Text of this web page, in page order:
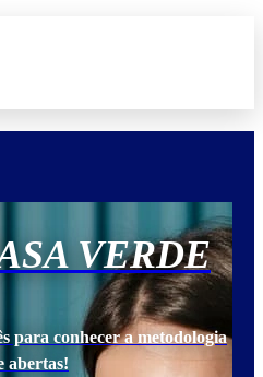
VERDE
para conhecer a metodologia
abertas!